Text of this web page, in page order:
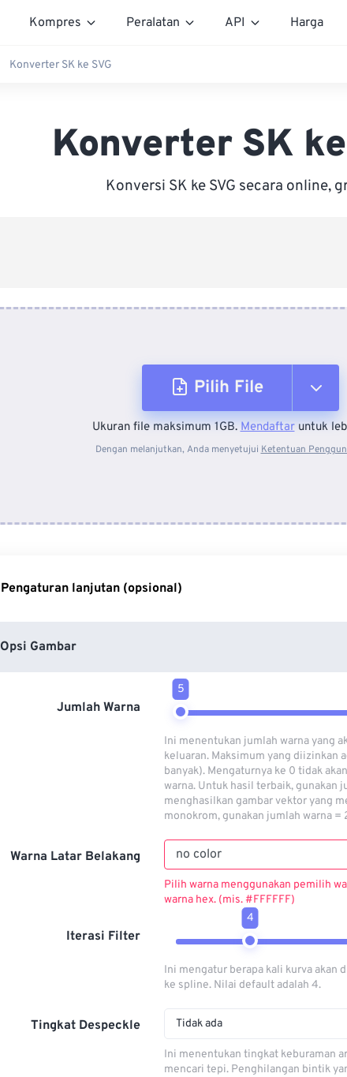
Kompres Peralatan API Harga
Konverter SK ke SVG
Konverter SK ke
Konversi SK ke SVG secara online,
Pilih File
Dari Perangkat
Ukuran file maksimum 1GB.Mendaftaruntuk
Dengan melanjutkan, Anda menyetujui Ketentuan
Pengaturan lanjutan (opsional)
Opsi Gambar
Jumlah Warna
5
Ini menentukan jumlah warna yang
keluaran. Maksimum yang diizinkan
banyak). Mengaturnya ke 0 tidak
warna. Untuk hasil terbaik, gunakan
menghasilkan gambar vektor yang
monokrom, gunakan jumlah warna =
Warna Latar Belakang
Pilih warna menggunakan pemilih
warna hex. (mis. #FFFFFF)
Iterasi Filter
4
Ini mengatur berapa kali kurva akan
ke spline. Nilai default adalah 4.
Tingkat Despeckle Tidak ada
Ini menentukan tingkat keburaman
mencari tepi. Penghilangan bintik